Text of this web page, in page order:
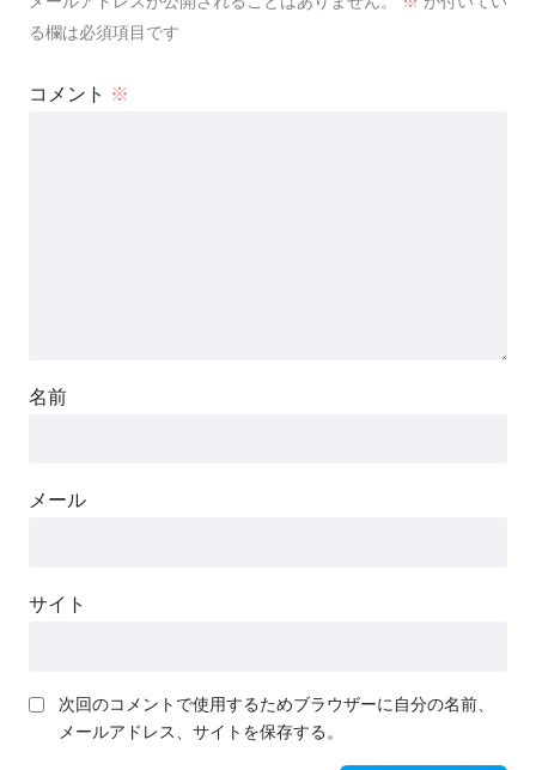
る欄は必須項目です
コメント ※
名前
メール
サイト
次回のコメントで使用するためブラウザーに自分の名前、
メールアドレス、サイトを保存する。